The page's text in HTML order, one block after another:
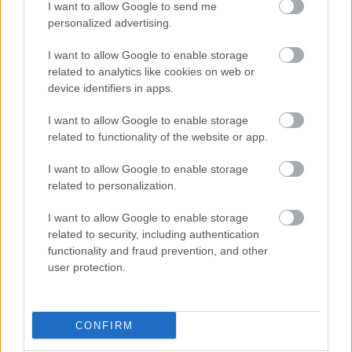
I want to allow Google to send me
personalized advertising.
I want to allow Google to enable storage
related to analytics like cookies on web or
device identifiers in apps.
I want to allow Google to enable storage
related to functionality of the website or app.
I want to allow Google to enable storage
related to personalization.
I want to allow Google to enable storage
related to security, including authentication
functionality and fraud prevention, and other
user protection.
CONFIRM
Mimage és a Kaltenecker Trió. Idén is
folytatódik Hollerung Gábor népszerű
zenemagyarázó sorozata A megérthető zene
címmel, ezúttal Haydn oratóriuma, a
Teremtés kerül terítékre.
Turjányi Miklós a jövőre utalva megjegyezte:
a tokaji fesztiválkatlan megnyitása jövőre
már esetleg egy operaprodukciót is lehetővé
tehet a fesztivál keretében.
Koncert Zene Rendezvény Népzene Komolyzene
Fesztiválok